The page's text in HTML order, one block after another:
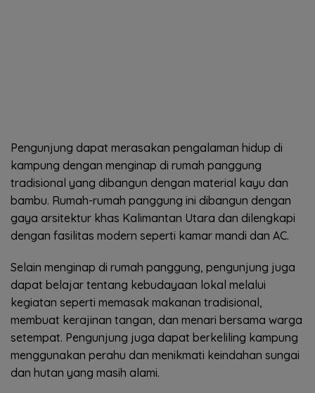
Pengunjung dapat merasakan pengalaman hidup di
kampung dengan menginap di rumah panggung
tradisional yang dibangun dengan material kayu dan
bambu. Rumah-rumah panggung ini dibangun dengan
gaya arsitektur khas Kalimantan Utara dan dilengkapi
dengan fasilitas modern seperti kamar mandi dan AC.
Selain menginap di rumah panggung, pengunjung juga
dapat belajar tentang kebudayaan lokal melalui
kegiatan seperti memasak makanan tradisional,
membuat kerajinan tangan, dan menari bersama warga
setempat. Pengunjung juga dapat berkeliling kampung
menggunakan perahu dan menikmati keindahan sungai
dan hutan yang masih alami.